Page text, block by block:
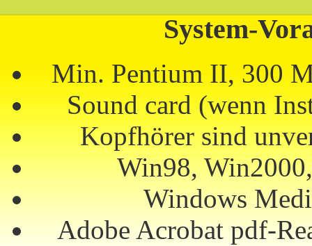
System-
Min. Pentium II, 300
Sound card (wenn
Kopfhörer sind
Win98,
Windows
Adobe Acrobat pdf-